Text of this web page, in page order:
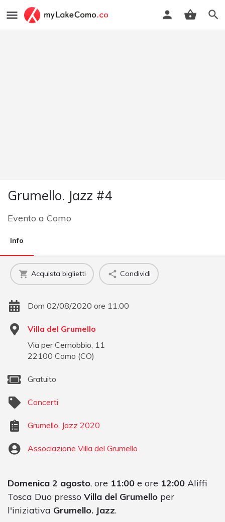
Grumello. Jazz #4
Evento a Como
Info
Acquista biglietti Condividi
Dom 02/08/2020 ore 11:00
Villa del Grumello
Via per Cernobbio, 11
22100 Como (CO)
Gratuito
Concerti
Grumello. Jazz 2020
Associazione Villa del Grumello
Domenica 2 agosto, ore 11:00 e ore 12:00 Aliffi
Tosca Duo presso Villa del Grumello per
l'iniziativa Grumello. Jazz.